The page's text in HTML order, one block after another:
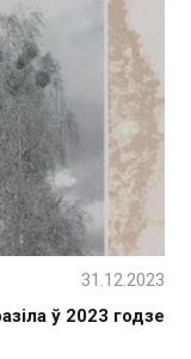
ў 2023 годзе
31.12.2023